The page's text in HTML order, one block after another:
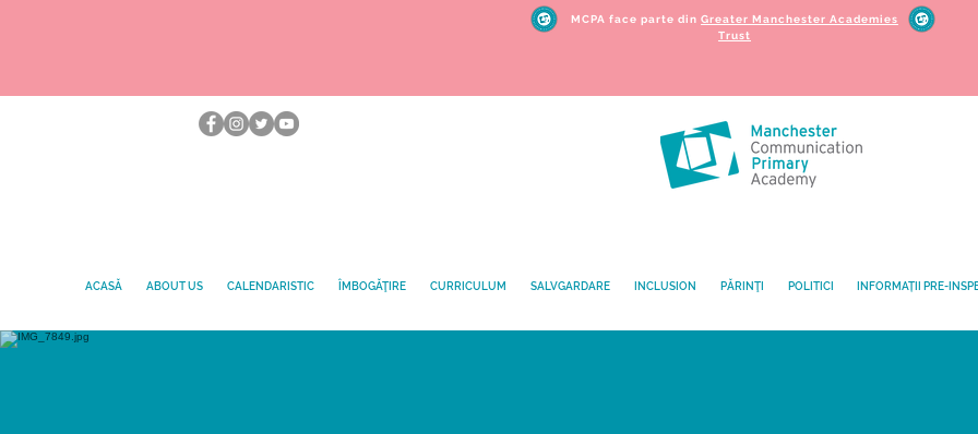
MCPA face parte din Greater Manchester Academies
Trust
ACASĂ ABOUT US CALENDARISTIC ÎMBOGĂŢIRE CURRICULUM SALVGARDARE INCLUSION PĂRINŢI POLITICI INFORMAȚII PRE-